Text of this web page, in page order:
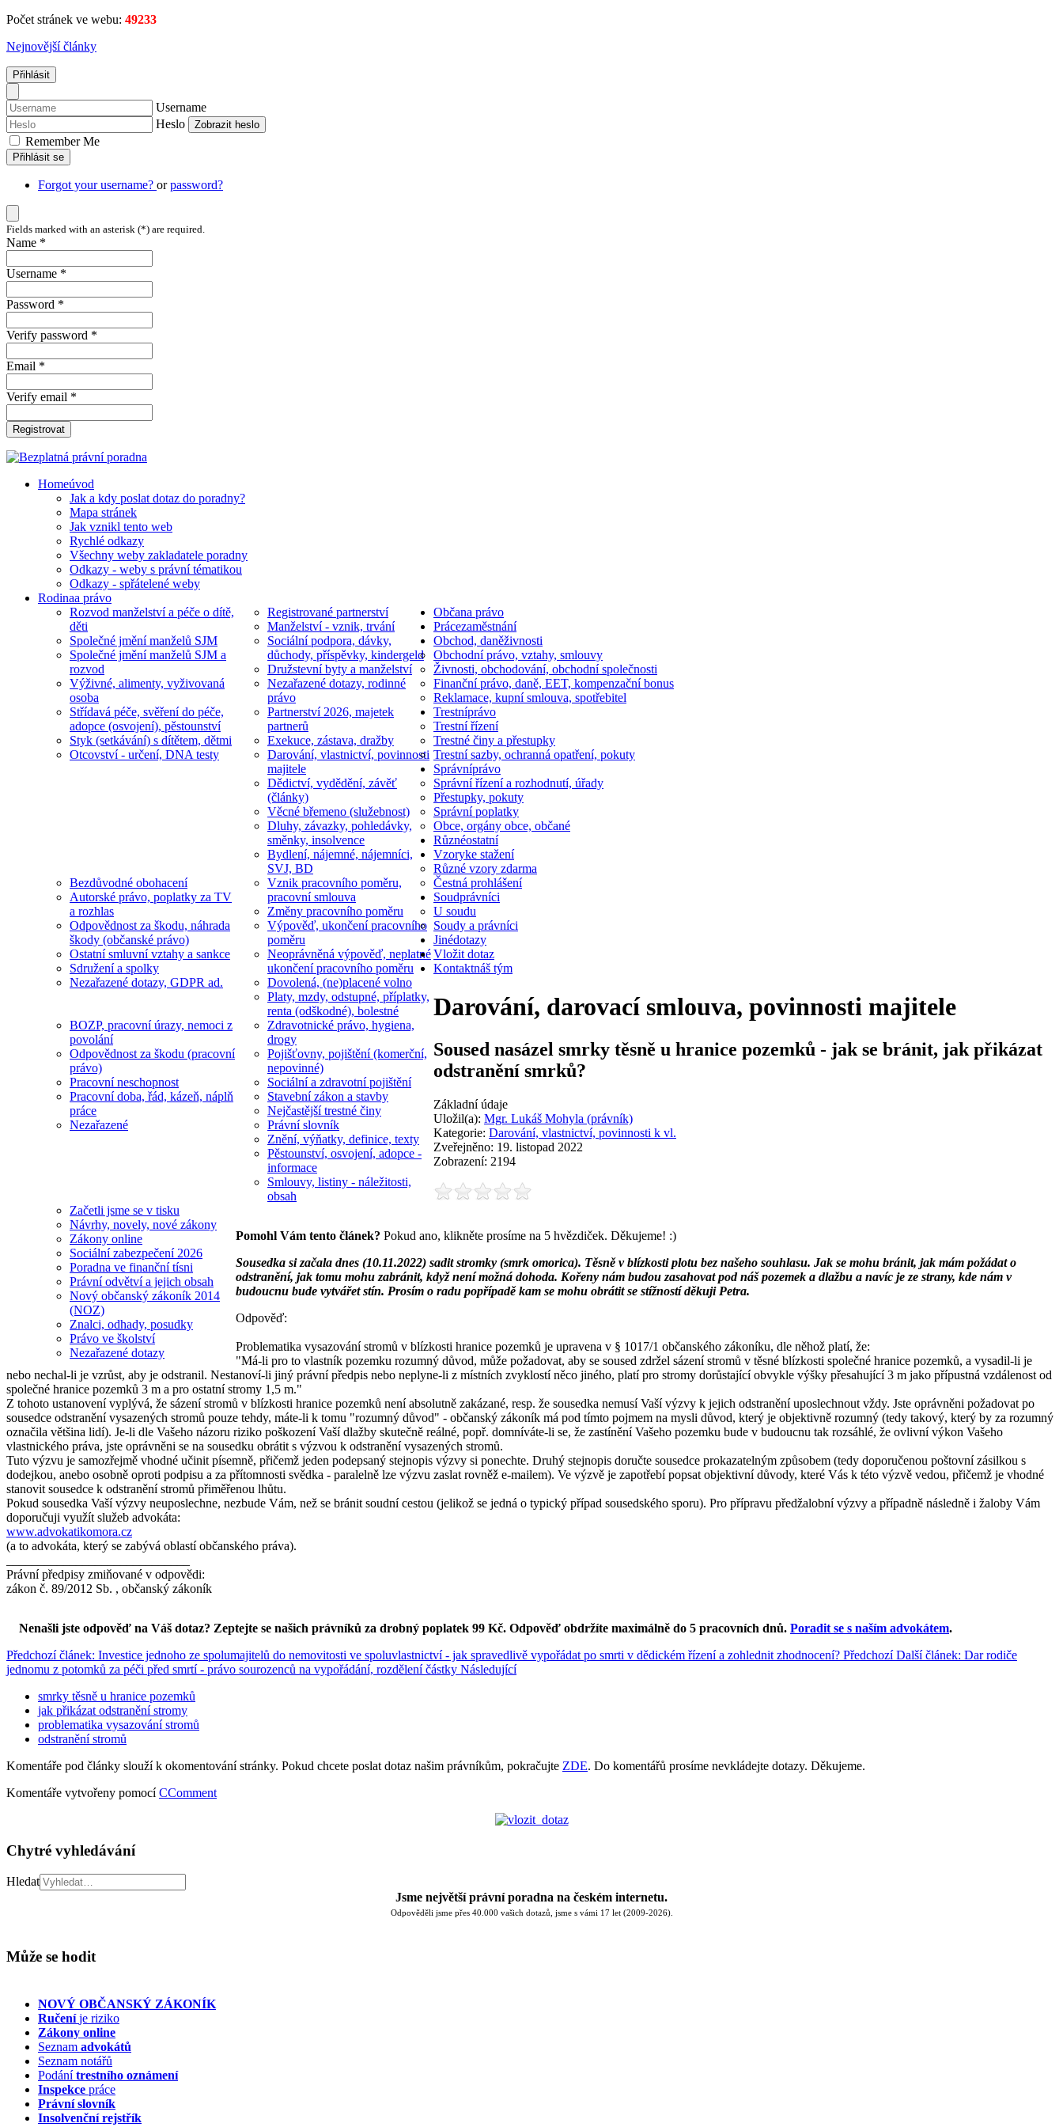
Počet stránek ve webu: 49233
Nejnovější články
Přihlásit
Username
Heslo
Zobrazit heslo
Remember Me
Přihlásit se
Forgot your username? orpassword?
Fields marked with an asterisk (*) are required.
Name *
Username *
Password *
Verify password *
Email *
Verify email *
Registrovat
Homeúvod
Jak a kdy poslat dotaz do poradny?
Mapa stránek
Jak vznikl tento web
Rychlé odkazy
Všechny weby zakladatele poradny
Odkazy - weby s právní tématikou
Odkazy - spřátelené weby
Rodinaa právo
Rozvod manželství a péče o dítě,
děti
Společné jmění manželů SJM
Společné jmění manželů SJM a
rozvod
Výživné, alimenty, vyživovaná
osoba
Střídavá péče, svěření do péče,
adopce (osvojení), pěstounství
Styk (setkávání) s dítětem, dětmi
Otcovství - určení, DNA testy
Registrované partnerství
Manželství - vznik, trvání
Sociální podpora, dávky,
důchody, příspěvky, kindergeld
Družstevní byty a manželství
Nezařazené dotazy, rodinné
právo
Partnerství 2026, majetek
partnerů
Občana právo
Exekuce, zástava, dražby
Darování, vlastnictví, povinnosti
majitele
Dědictví, vydědění, závěť
(články)
Věcné břemeno (služebnost)
Dluhy, závazky, pohledávky,
směnky, insolvence
Bydlení, nájemné, nájemníci,
SVJ, BD
Bezdůvodné obohacení
Autorské právo, poplatky za TV
a rozhlas
Odpovědnost za škodu, náhrada
škody (občanské právo)
Ostatní smluvní vztahy a sankce
Sdružení a spolky
Nezařazené dotazy, GDPR ad.
Prácezaměstnání
Vznik pracovního poměru,
pracovní smlouva
Změny pracovního poměru
Výpověď, ukončení pracovního
poměru
Neoprávněná výpověď, neplatné
ukončení pracovního poměru
Dovolená, (ne)placené volno
Platy, mzdy, odstupné, příplatky,
renta (odškodné), bolestné
BOZP, pracovní úrazy, nemoci z
povolání
Odpovědnost za škodu (pracovní
právo)
Pracovní neschopnost
Pracovní doba, řád, kázeň, náplň
práce
Nezařazené
Obchod, daněživnosti
Obchodní právo, vztahy, smlouvy
Živnosti, obchodování, obchodní společnosti
Finanční právo, daně, EET, kompenzační bonus
Reklamace, kupní smlouva, spotřebitel
Trestníprávo
Trestní řízení
Trestné činy a přestupky
Trestní sazby, ochranná opatření, pokuty
Správníprávo
Správní řízení a rozhodnutí, úřady
Přestupky, pokuty
Správní poplatky
Obce, orgány obce, občané
Různéostatní
Zdravotnické právo, hygiena,
drogy
Pojišťovny, pojištění (komerční,
nepovinné)
Sociální a zdravotní pojištění
Stavební zákon a stavby
Nejčastější trestné činy
Právní slovník
Znění, výňatky, definice, texty
Pěstounství, osvojení, adopce -
informace
Smlouvy, listiny - náležitosti,
obsah
Začetli jsme se v tisku
Návrhy, novely, nové zákony
Zákony online
Sociální zabezpečení 2026
Poradna ve finanční tísni
Právní odvětví a jejich obsah
Nový občanský zákoník 2014
(NOZ)
Znalci, odhady, posudky
Právo ve školství
Nezařazené dotazy
Vzoryke stažení
Různé vzory zdarma
Čestná prohlášení
Soudprávníci
U soudu
Soudy a právníci
Jinédotazy
Vložit dotaz
Kontaktnáš tým
Darování, darovací smlouva, povinnosti majitele
Soused nasázel smrky těsně u hranice pozemků - jak se bránit, jak přikázat
odstranění smrků?
Základní údaje
Uložil(a): Mgr. Lukáš Mohyla (právník)
Kategorie: Darování, vlastnictví, povinnosti k vl.
Zveřejněno: 19. listopad 2022
Zobrazení: 2194
Pomohl Vám tento článek? Pokud ano, klikněte prosíme na 5 hvězdiček. Děkujeme! :)
Sousedka si začala dnes (10.11.2022) sadit stromky (smrk omorica). Těsně v blízkosti plotu bez našeho souhlasu. Jak se mohu bránit, jak mám požádat o
odstranění, jak tomu mohu zabránit, když není možná dohoda. Kořeny nám budou zasahovat pod náš pozemek a dlažbu a navíc je ze strany, kde nám v
budoucnu bude vytvářet stín. Prosím o radu popřípadě kam se mohu obrátit se stížností děkuji Petra.
Odpověď:
Problematika vysazování stromů v blízkosti hranice pozemků je upravena v § 1017/1 občanského zákoníku, dle něhož platí, že:
"Má-li pro to vlastník pozemku rozumný důvod, může požadovat, aby se soused zdržel sázení stromů v těsné blízkosti společné hranice pozemků, a vysadil-li je
nebo nechal-li je vzrůst, aby je odstranil. Nestanoví-li jiný právní předpis nebo neplyne-li z místních zvyklostí něco jiného, platí pro stromy dorůstající obvykle výšky přesahující 3 m jako přípustná vzdálenost od
společné hranice pozemků 3 m a pro ostatní stromy 1,5 m."
Z tohoto ustanovení vyplývá, že sázení stromů v blízkosti hranice pozemků není absolutně zakázané, resp. že sousedka nemusí Vaší výzvy k jejich odstranění uposlechnout vždy. Jste oprávněni požadovat po
sousedce odstranění vysazených stromů pouze tehdy, máte-li k tomu "rozumný důvod" - občanský zákoník má pod tímto pojmem na mysli důvod, který je objektivně rozumný (tedy takový, který by za rozumný
označila většina lidí). Je-li dle Vašeho názoru riziko poškození Vaší dlažby skutečně reálné, popř. domníváte-li se, že zastínění Vašeho pozemku bude v budoucnu tak rozsáhlé, že ovlivní výkon Vašeho
vlastnického práva, jste oprávněni se na sousedku obrátit s výzvou k odstranění vysazených stromů.
Tuto výzvu je samozřejmě vhodné učinit písemně, přičemž jeden podepsaný stejnopis výzvy si ponechte. Druhý stejnopis doručte sousedce prokazatelným způsobem (tedy doporučenou poštovní zásilkou s
dodejkou, anebo osobně oproti podpisu a za přítomnosti svědka - paralelně lze výzvu zaslat rovněž e-mailem). Ve výzvě je zapotřebí popsat objektivní důvody, které Vás k této výzvě vedou, přičemž je vhodné
stanovit sousedce k odstranění stromů přiměřenou lhůtu.
Pokud sousedka Vaší výzvy neuposlechne, nezbude Vám, než se bránit soudní cestou (jelikož se jedná o typický případ sousedského sporu). Pro přípravu předžalobní výzvy a případně následně i žaloby Vám
doporučuji využít služeb advokáta:
www.advokatikomora.cz
(a to advokáta, který se zabývá oblastí občanského práva).
Právní předpisy zmiňované v odpovědi:
zákon č. 89/2012 Sb. , občanský zákoník
Nenašli jste odpověď na Váš dotaz? Zeptejte se našich právníků za drobný poplatek 99 Kč. Odpověď obdržíte maximálně do 5 pracovních dnů. Poradit se s naším advokátem.
Předchozí článek: Investice jednoho ze spolumajitelů do nemovitosti ve spoluvlastnictví - jak spravedlivě vypořádat po smrti v dědickém řízení a zohlednit zhodnocení? Předchozí Další článek: Dar rodiče
jednomu z potomků za péči před smrtí - právo sourozenců na vypořádání, rozdělení částky Následující
smrky těsně u hranice pozemků
jak přikázat odstranění stromy
problematika vysazování stromů
odstranění stromů
Komentáře pod články slouží k okomentování stránky. Pokud chcete poslat dotaz našim právníkům, pokračujte ZDE. Do komentářů prosíme nevkládejte dotazy. Děkujeme.
Komentáře vytvořeny pomocíCComment
Chytré vyhledávání
Hledat
Jsme největší právní poradna na českém internetu.
Odpověděli jsme přes 40.000 vašich dotazů, jsme s vámi 17 let (2009-2026).
Může se hodit
NOVÝ OBČANSKÝ ZÁKONÍK
Ručeníje riziko
Zákony online
Seznam advokátů
Seznam notářů
Podánítrestního oznámení
Inspekce práce
Právní slovník
Insolvenčnírejstřík